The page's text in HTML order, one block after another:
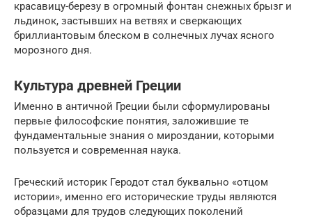
красавицу-березу в огромный фонтан снежных брызг и
льдинок, застывших на ветвях и сверкающих
бриллиантовым блеском в солнечных лучах ясного
морозного дня.
Культура древней Греции
Именно в античной Греции были сформулированы
первые философские понятия, заложившие те
фундаментальные знания о мироздании, которыми
пользуется и современная наука.
Греческий историк Геродот стал буквально «отцом
истории», именно его исторические труды являются
образцами для трудов следующих поколений